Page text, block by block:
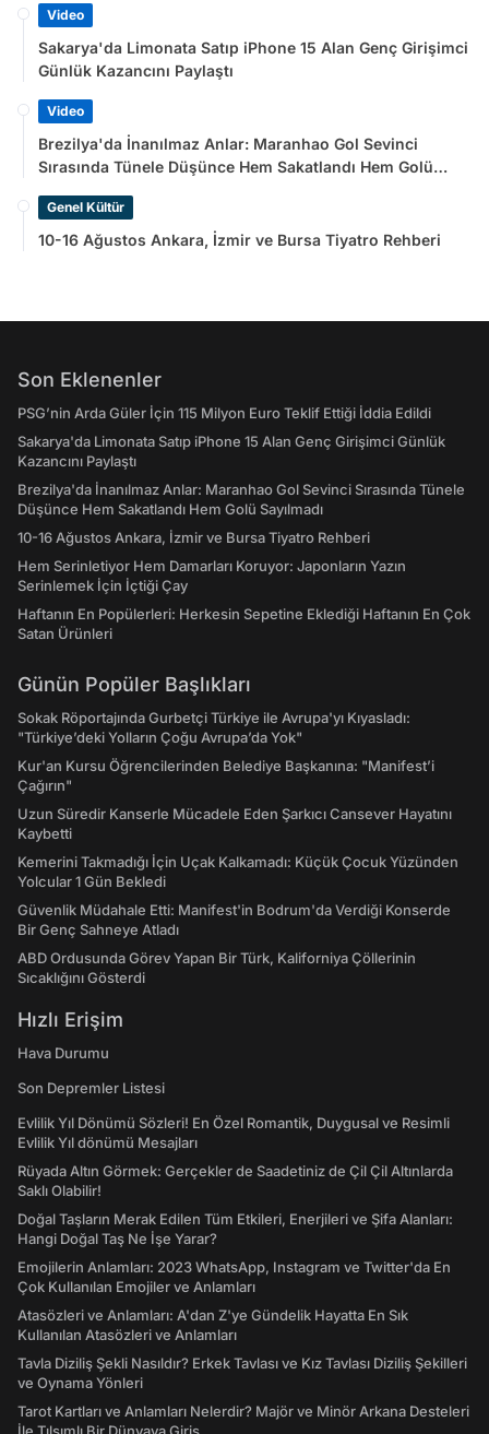
Video
Sakarya'da Limonata Satıp iPhone 15 Alan Genç Girişimci
Günlük Kazancını Paylaştı
Video
Brezilya'da İnanılmaz Anlar: Maranhao Gol Sevinci
Sırasında Tünele Düşünce Hem Sakatlandı Hem Golü
Genel Kültür
10-16 Ağustos Ankara, İzmir ve Bursa Tiyatro Rehberi
Son Eklenenler
PSG’nin Arda Güler İçin 115 Milyon Euro Teklif Ettiği İddia Edildi
Sakarya'da Limonata Satıp iPhone 15 Alan Genç Girişimci Günlük
Kazancını Paylaştı
Brezilya'da İnanılmaz Anlar: Maranhao Gol Sevinci Sırasında Tünele
Düşünce Hem Sakatlandı Hem Golü Sayılmadı
10-16 Ağustos Ankara, İzmir ve Bursa Tiyatro Rehberi
Hem Serinletiyor Hem Damarları Koruyor: Japonların Yazın
Serinlemek İçin İçtiği Çay
Haftanın En Popülerleri: Herkesin Sepetine Eklediği Haftanın En Çok
Satan Ürünleri
Günün Popüler Başlıkları
Sokak Röportajında Gurbetçi Türkiye ile Avrupa'yı Kıyasladı:
"Türkiye’deki Yolların Çoğu Avrupa’da Yok"
Kur'an Kursu Öğrencilerinden Belediye Başkanına: "Manifest’i
Çağırın"
Uzun Süredir Kanserle Mücadele Eden Şarkıcı Cansever Hayatını
Kaybetti
Kemerini Takmadığı İçin Uçak Kalkamadı: Küçük Çocuk Yüzünden
Yolcular 1 Gün Bekledi
Güvenlik Müdahale Etti: Manifest'in Bodrum'da Verdiği Konserde
Bir Genç Sahneye Atladı
ABD Ordusunda Görev Yapan Bir Türk, Kaliforniya Çöllerinin
Sıcaklığını Gösterdi
Hızlı Erişim
Hava Durumu
Son Depremler Listesi
Evlilik Yıl Dönümü Sözleri! En Özel Romantik, Duygusal ve Resimli
Evlilik Yıl dönümü Mesajları
Rüyada Altın Görmek: Gerçekler de Saadetiniz de Çil Çil Altınlarda
Saklı Olabilir!
Doğal Taşların Merak Edilen Tüm Etkileri, Enerjileri ve Şifa Alanları:
Hangi Doğal Taş Ne İşe Yarar?
Emojilerin Anlamları: 2023 WhatsApp, Instagram ve Twitter'da En
Çok Kullanılan Emojiler ve Anlamları
Atasözleri ve Anlamları: A'dan Z'ye Gündelik Hayatta En Sık
Kullanılan Atasözleri ve Anlamları
Tavla Diziliş Şekli Nasıldır? Erkek Tavlası ve Kız Tavlası Diziliş Şekilleri
ve Oynama Yönleri
Tarot Kartları ve Anlamları Nelerdir? Majör ve Minör Arkana Desteleri